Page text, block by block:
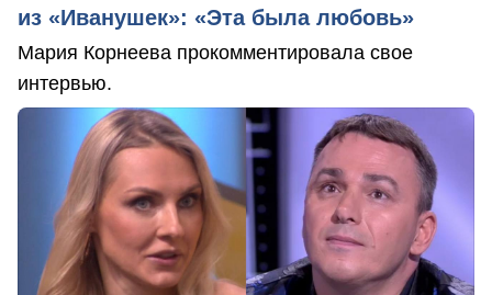
из «Иванушек»: «Эта была любовь»
Мария Корнеева прокомментировала свое
интервью.